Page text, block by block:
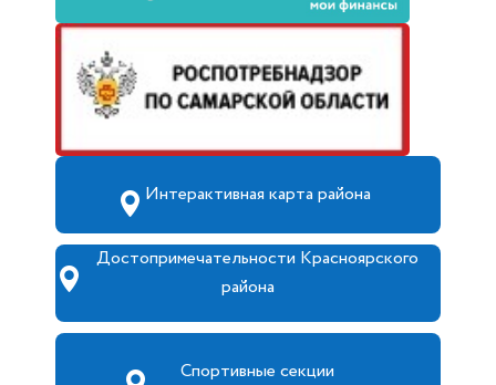
Интерактивная карта района
Достопримечательности Красноярского
района
Спортивные секции